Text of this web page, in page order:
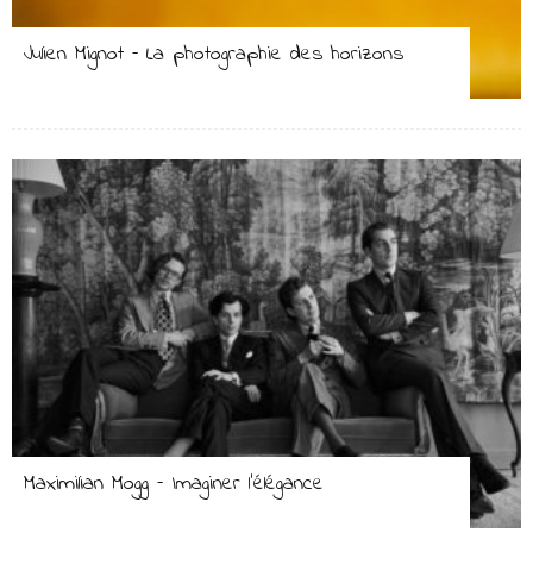
Julien Mignot – La photographie des horizons
Maximilian Mogg – Imaginer l’élégance